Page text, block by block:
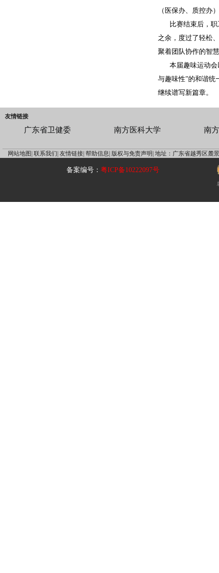
（医保办、质控办
比赛结束后，
之余，度过了轻松
聚着团队协作的智
本届趣味运动
与趣味性”的和谐统
继续谱写新篇章。
友情链接
广东省卫健委 南方医科大学 南
网站地图| 联系我们| 友情链接| 帮助信息| 版权与免责声明| 地址：广东省越秀区麓
备案编号：粤ICP备10222097号